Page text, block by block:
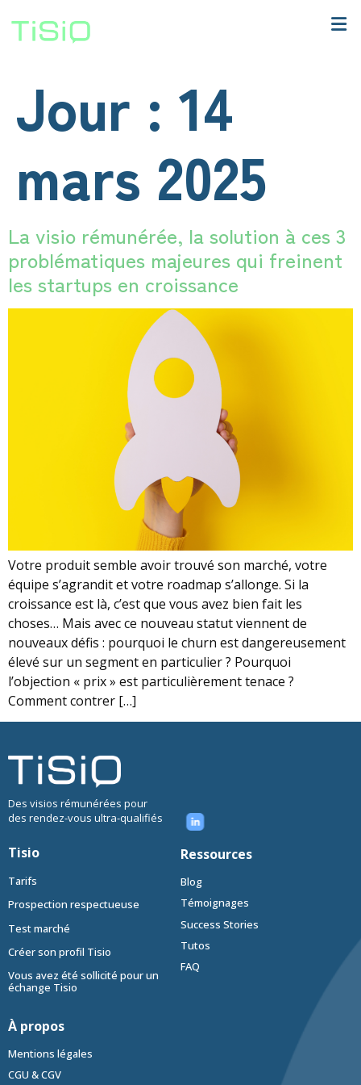
Jour : 14
mars 2025
La visio rémunérée, la solution à ces 3
problématiques majeures qui freinent
les startups en croissance
Votre produit semble avoir trouvé son marché, votre
équipe s’agrandit et votre roadmap s’allonge. Si la
croissance est là, c’est que vous avez bien fait les
choses… Mais avec ce nouveau statut viennent de
nouveaux défis : pourquoi le churn est dangereusement
élevé sur un segment en particulier ? Pourquoi
l’objection « prix » est particulièrement tenace ?
Comment contrer […]
Des visios rémunérées pour
des rendez-vous ultra-qualifiés
Tisio
Tarifs
Prospection respectueuse
Test marché
Créer son profil Tisio
Vous avez été sollicité pour un
échange Tisio
Ressources
Blog
Témoignages
Success Stories
Tutos
FAQ
À propos
Mentions légales
CGU & CGV